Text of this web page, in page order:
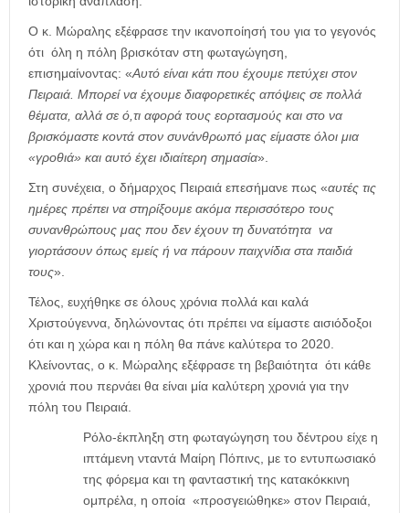
Ο κ. Μώραλης εξέφρασε την ικανοποίησή του για το γεγονός
ότι όλη η πόλη βρισκόταν στη φωταγώγηση,
επισημαίνοντας: «Αυτό είναι κάτι που έχουμε πετύχει στον
Πειραιά. Μπορεί να έχουμε διαφορετικές απόψεις σε πολλά
θέματα, αλλά σε ό,τι αφορά τους εορτασμούς και στο να
βρισκόμαστε κοντά στον συνάνθρωπό μας είμαστε όλοι μια
«γροθιά» και αυτό έχει ιδιαίτερη σημασία».
Στη συνέχεια, ο δήμαρχος Πειραιά επεσήμανε πως «αυτές τις
ημέρες πρέπει να στηρίξουμε ακόμα περισσότερο τους
συνανθρώπους μας που δεν έχουν τη δυνατότητα να
γιορτάσουν όπως εμείς ή να πάρουν παιχνίδια στα παιδιά
τους».
Τέλος, ευχήθηκε σε όλους χρόνια πολλά και καλά
Χριστούγεννα, δηλώνοντας ότι πρέπει να είμαστε αισιόδοξοι
ότι και η χώρα και η πόλη θα πάνε καλύτερα το 2020.
Κλείνοντας, ο κ. Μώραλης εξέφρασε τη βεβαιότητα ότι κάθε
χρονιά που περνάει θα είναι μία καλύτερη χρονιά για την
πόλη του Πειραιά.
Ρόλο-έκπληξη στη φωταγώγηση του δέντρου είχε η
ιπτάμενη νταντά Μαίρη Πόπινς, με το εντυπωσιακό
της φόρεμα και τη φανταστική της κατακόκκινη
ομπρέλα, η οποία «προσγειώθηκε» στον Πειραιά,